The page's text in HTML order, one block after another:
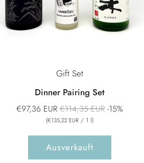
Gift Set
Dinner Pairing Set
€97,36 EURNormaler
Preis
€114,35 EUR -15%
(€135,22 EUR / 1 l)
Ausverkauft